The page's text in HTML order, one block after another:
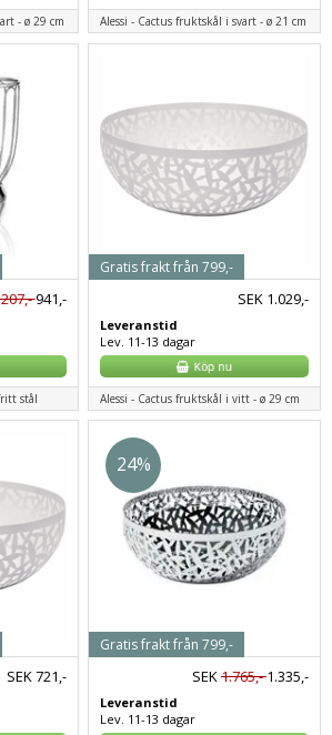
- ø 29 cm Alessi - Cactus fruktskål i svart - ø 21 cm
941,-
stål
SEK 1.029,-
Leveranstid
Lev. 11-13 dagar
Gratis frakt från 799,-
Alessi - Cactus fruktskål i vitt - ø 29 cm
SEK721,-
24%
SEK1.765,-1.335,-
Leveranstid
Lev. 11-13 dagar
Gratis frakt från 799,-